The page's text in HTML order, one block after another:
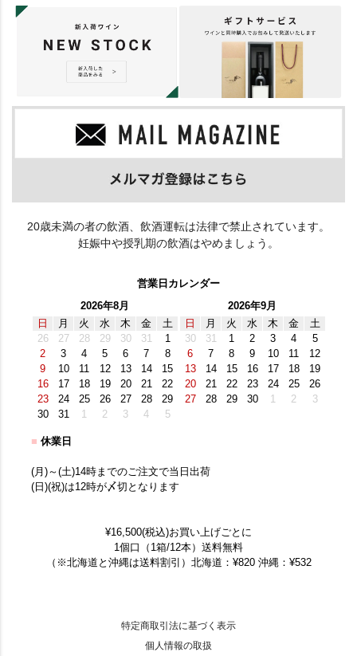
20歳未満の者の飲酒、飲酒運転は法律で禁止されています。
妊娠中や授乳期の飲酒はやめましょう。
営業日カレンダー
2026年8月
日
月 火 水 木 金
土
26
27 28 29 30 31
1
2
3 4 5 6 7
8
9
10 11 12 13 14
15
16
17 18 19 20 21
22
23
24 25 26 27 28
29
30
31 1 2 3 4 5
2026年9月
日
月 火 水 木 金
土
30
31 1 2 3 4
5
6
7 8 9 10 11
12
13
14 15 16 17 18
19
20
21 22 23 24 25
26
27
28 29 30 1 2 3
■ 休業日
(月)～(土)14時までのご注文で当日出荷
(日)(祝)は12時が〆切となります
¥16,500(税込)お買い上げごとに
1個口（1箱/12本）送料無料
（※北海道と沖縄は送料割引）北海道：¥820 沖縄：¥532
特定商取引法に基づく表示
個人情報の取扱